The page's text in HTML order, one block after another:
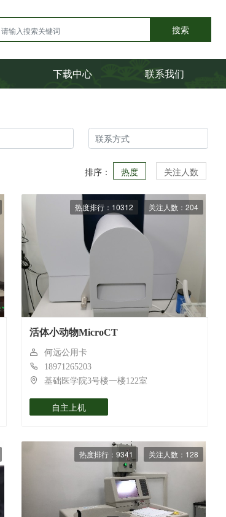
搜索
下载中心 联系我们
排序： 热度 关注人数
热度排行：10312 关注人数：204
活体小动物MicroCT
何远公用卡
18971265203
基础医学院3号楼一楼122室
自主上机
热度排行：9341 关注人数：128